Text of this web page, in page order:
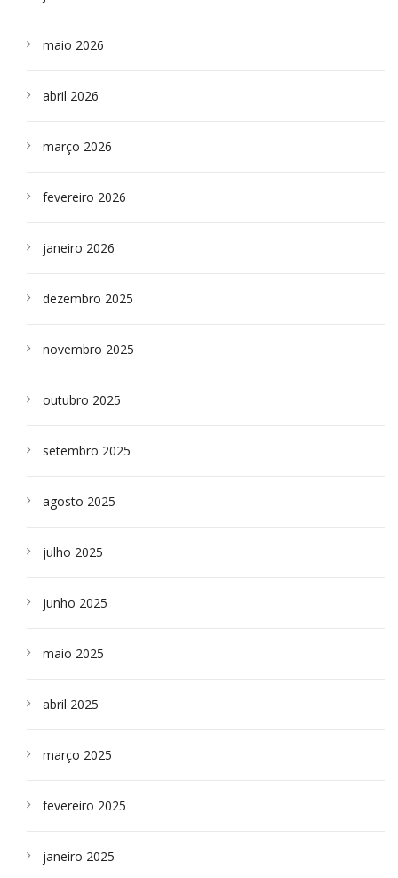
maio 2026
abril 2026
março 2026
fevereiro 2026
janeiro 2026
dezembro 2025
novembro 2025
outubro 2025
setembro 2025
agosto 2025
julho 2025
junho 2025
maio 2025
abril 2025
março 2025
fevereiro 2025
janeiro 2025